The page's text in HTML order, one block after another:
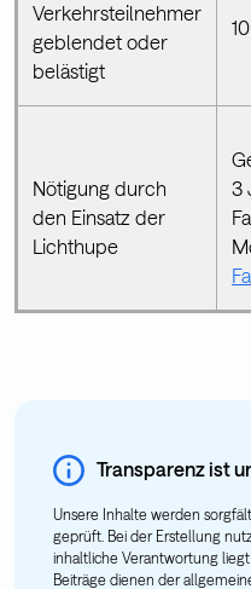
Verkehrsteilnehmer
geblendet oder
belästigt
Nötigung durch
den Einsatz der
Lichthupe
3
Transparenz ist
Unsere Inhalte werden
geprüft. Bei der Erstellung
inhaltliche Verantwortung
Beiträge dienen der